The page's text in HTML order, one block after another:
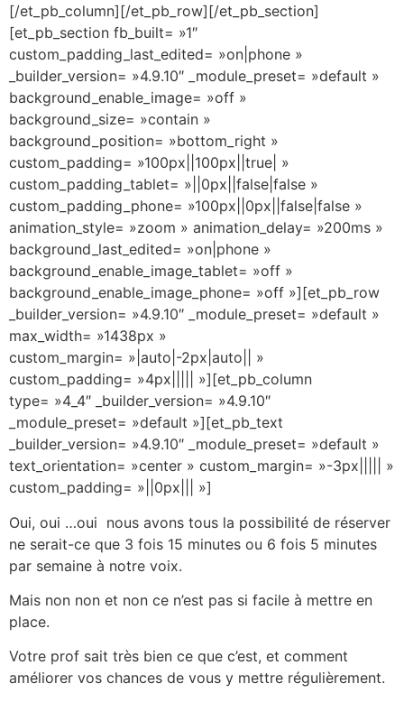
[/et_pb_column][/et_pb_row][/et_pb_section]
[et_pb_section fb_built= »1″
custom_padding_last_edited= »on|phone »
_builder_version= »4.9.10″ _module_preset= »default »
background_enable_image= »off »
background_size= »contain »
background_position= »bottom_right »
custom_padding= »100px||100px||true| »
custom_padding_tablet= »||0px||false|false »
custom_padding_phone= »100px||0px||false|false »
animation_style= »zoom » animation_delay= »200ms »
background_last_edited= »on|phone »
background_enable_image_tablet= »off »
background_enable_image_phone= »off »][et_pb_row
_builder_version= »4.9.10″ _module_preset= »default »
max_width= »1438px »
custom_margin= »|auto|-2px|auto|| »
custom_padding= »4px||||| »][et_pb_column
type= »4_4″ _builder_version= »4.9.10″
_module_preset= »default »][et_pb_text
_builder_version= »4.9.10″ _module_preset= »default »
text_orientation= »center » custom_margin= »-3px||||| »
custom_padding= »||0px||| »]
Oui, oui …oui nous avons tous la possibilité de réserver
ne serait-ce que 3 fois 15 minutes ou 6 fois 5 minutes
par semaine à notre voix.
Mais non non et non ce n’est pas si facile à mettre en
place.
Votre prof sait très bien ce que c’est, et comment
améliorer vos chances de vous y mettre régulièrement.